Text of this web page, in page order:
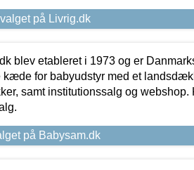
på Livrig.dk
blev etableret i 1973 og er
kæde for babyudstyr med et
samt institutionssalg og webshop.
på Babysam.dk